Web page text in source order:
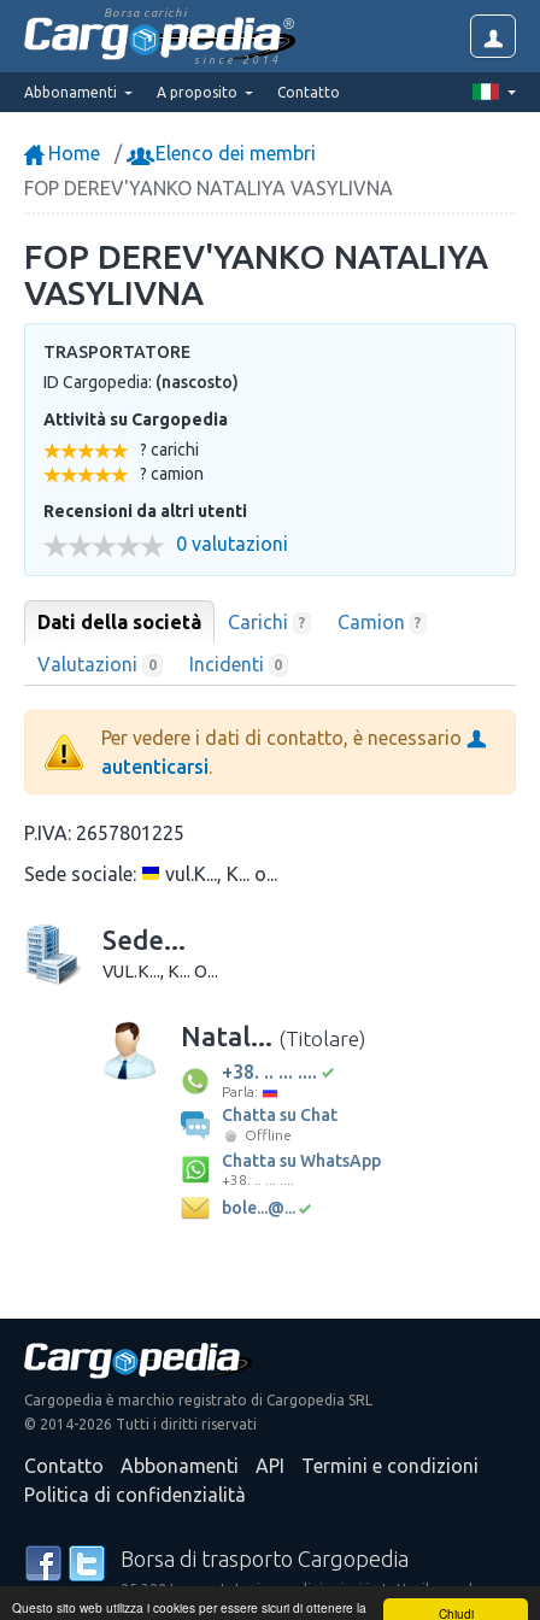
Chiudi
Questo sito web utilizza i cookies per essere sicuri di ottenere la
Borsa carichi
since 2014
Abbonamenti A proposito Contatto
Home
Elenco dei membri
FOP DEREV'YANKO NATALIYA VASYLIVNA
FOP DEREV'YANKO NATALIYA
VASYLIVNA
TRASPORTATORE
ID Cargopedia: (nascosto)
Attività su Cargopedia
? carichi
? camion
Recensioni da altri utenti
0 valutazioni
Dati della società Carichi ? Camion ?
Valutazioni 0 Incidenti 0
Per vedere i dati di contatto, è necessario
autenticarsi
P.IVA: 2657801225
Sede sociale:
vul.K..., K... o...
Sede...
VUL.K..., K... O...
Natal... (Titolare)
+38. .. ... ....
Parla:
Chatta su Chat
Offline
Chatta su WhatsApp
+38. .. ... ....
bole...@...
Cargopedia è marchio registrato di Cargopedia SRL
© 2014-2026 Tutti i diritti riservati
Contatto Abbonamenti API
Termini e condizioni
Politica di confidenzialità
Borsa di trasporto Cargopedia
25.328 trasportatori e spedizionieri in tutto il mondo
confidano nei nostri servizi